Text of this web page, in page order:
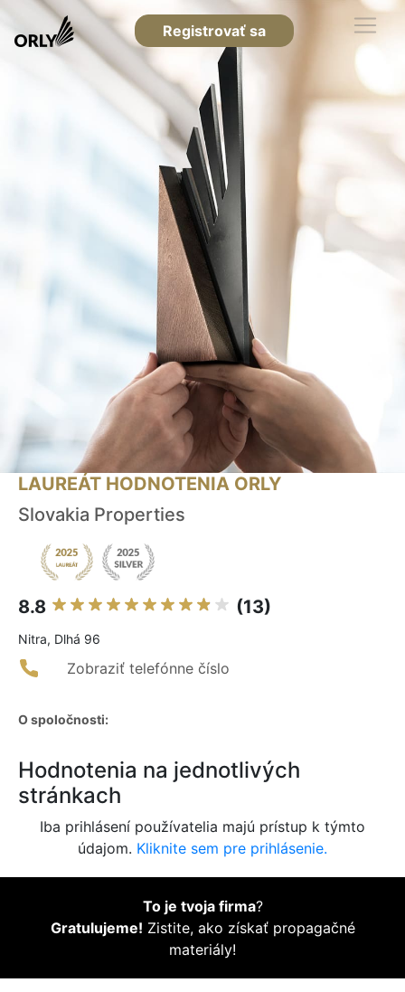
Registrovať sa
LAUREÁT HODNOTENIA ORLY
Slovakia Properties
8.8 (13)
Nitra, Dlhá 96
Zobraziť telefónne číslo
O spoločnosti:
Hodnotenia na jednotlivých
stránkach
Iba prihlásení používatelia majú prístup k týmto
údajom. Kliknite sem pre prihlásenie.
To je tvoja firma?
Gratulujeme! Zistite, ako získať propagačné
materiály!